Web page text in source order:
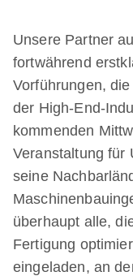
Unsere Partner
fortwährend
Vorführungen,
der High-End-
kommenden
Veranstaltung für
seine
überhaupt alle,
Fertigung
eingeladen, an